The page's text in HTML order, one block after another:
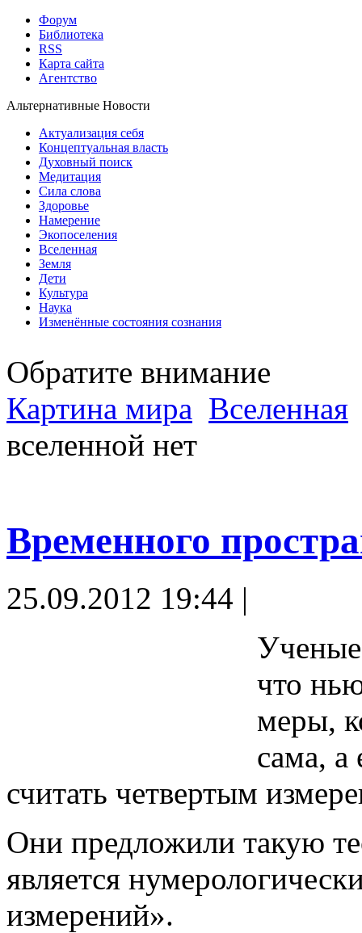
Форум
Библиотека
RSS
Карта сайта
Агентство
Альтернативные Новости
Актуализация себя
Концептуальная власть
Духовный поиск
Медитация
Сила слова
Здоровье
Намерение
Экопоселения
Вселенная
Земля
Дети
Культура
Наука
Изменённые состояния сознания
Обратите внимание
Картина мира Вселенная
вселенной нет
Временного
25.09.2012 19:44 |
что
меры,
сама,
считать четвертым
Они предложили такую
является
измерений».